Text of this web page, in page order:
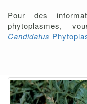
Pour des
phytoplasmes,
Candidatus